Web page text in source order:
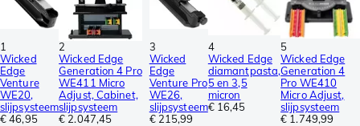
1
Wicked
Edge
Venture
WE20,
slijpsysteem
€ 46,95
2
Wicked Edge
Generation 4 Pro
WE411 Micro
Adjust, Cabinet,
slijpsysteem
€ 2.047,45
3
Wicked
Edge
Venture Pro
WE26,
slijpsysteem
€ 215,99
4
Wicked Edge
diamantpasta,
5 en 3,5
micron
€ 16,45
5
Wicked Edge
Generation 4
Pro WE410
Micro Adjust,
slijpsysteem
€ 1.749,99